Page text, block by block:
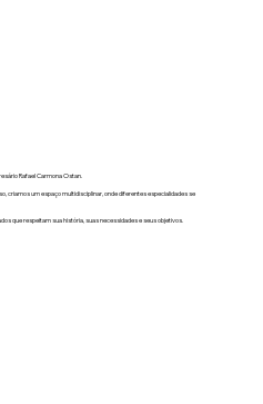
Rafael Carmona Ostan.
criamos um espaço multidisciplinar, onde diferentes especialidades se
que respeitam sua história, suas necessidades e seus objetivos.